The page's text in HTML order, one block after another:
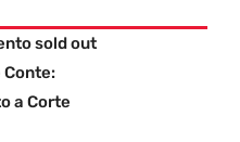
sold out
Conte:
a Corte